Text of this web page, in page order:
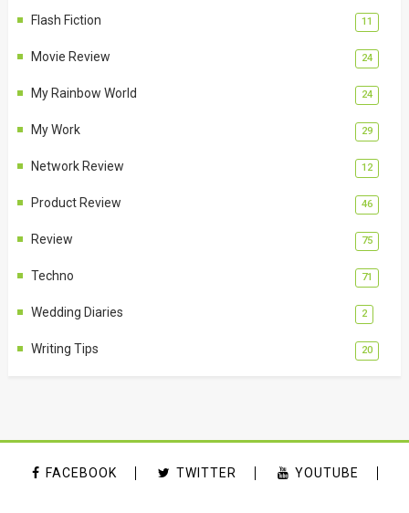
Flash Fiction 11
Movie Review 24
My Rainbow World 24
My Work 29
Network Review 12
Product Review 46
Review 75
Techno 71
Wedding Diaries 2
Writing Tips 20
FACEBOOK TWITTER YOUTUBE